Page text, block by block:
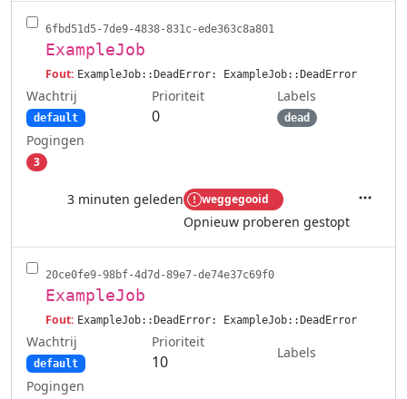
6fbd51d5-7de9-4838-831c-ede363c8a801
ExampleJob
Fout: ExampleJob::DeadError: ExampleJob::DeadError
Wachtrij
default
Prioriteit
0
Labels
dead
Pogingen
3
3 minuten geleden weggegooid
Opnieuw proberen gestopt
20ce0fe9-98bf-4d7d-89e7-de74e37c69f0
ExampleJob
Fout: ExampleJob::DeadError: ExampleJob::DeadError
Wachtrij
default
Prioriteit
10
Labels
Pogingen